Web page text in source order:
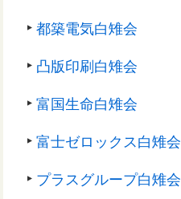
都築電気白雉会
凸版印刷白雉会
富国生命白雉会
富士ゼロックス白雉会
プラスグループ白雉会